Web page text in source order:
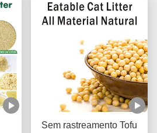
Sem rastreamento Tofu